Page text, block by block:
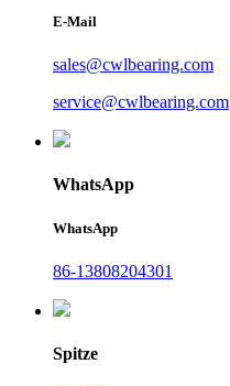
E-Mail
sales@cwlbearing.com
service@cwlbearing.com
WhatsApp
WhatsApp
86-13808204301
Spitze